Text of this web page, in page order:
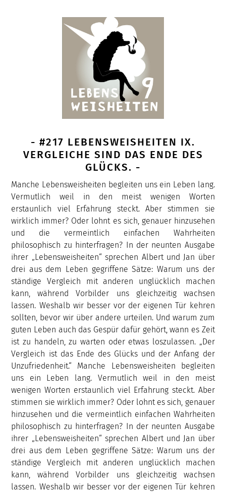
- #217 LEBENSWEISHEITEN IX.
VERGLEICHE SIND DAS ENDE DES
GLÜCKS. -
Manche Lebensweisheiten begleiten uns ein Leben lang.
Vermutlich weil in den meist wenigen Worten
erstaunlich viel Erfahrung steckt. Aber stimmen sie
wirklich immer? Oder lohnt es sich, genauer hinzusehen
und die vermeintlich einfachen Wahrheiten
philosophisch zu hinterfragen? In der neunten Ausgabe
ihrer „Lebensweisheiten“ sprechen Albert und Jan über
drei aus dem Leben gegriffene Sätze: Warum uns der
ständige Vergleich mit anderen unglücklich machen
kann, während Vorbilder uns gleichzeitig wachsen
lassen. Weshalb wir besser vor der eigenen Tür kehren
sollten, bevor wir über andere urteilen. Und warum zum
guten Leben auch das Gespür dafür gehört, wann es Zeit
ist zu handeln, zu warten oder etwas loszulassen. „Der
Vergleich ist das Ende des Glücks und der Anfang der
Unzufriedenheit.“ Manche Lebensweisheiten begleiten
uns ein Leben lang. Vermutlich weil in den meist
wenigen Worten erstaunlich viel Erfahrung steckt. Aber
stimmen sie wirklich immer? Oder lohnt es sich, genauer
hinzusehen und die vermeintlich einfachen Wahrheiten
philosophisch zu hinterfragen? In der neunten Ausgabe
ihrer „Lebensweisheiten“ sprechen Albert und Jan über
drei aus dem Leben gegriffene Sätze: Warum uns der
ständige Vergleich mit anderen unglücklich machen
kann, während Vorbilder uns gleichzeitig wachsen
lassen. Weshalb wir besser vor der eigenen Tür kehren